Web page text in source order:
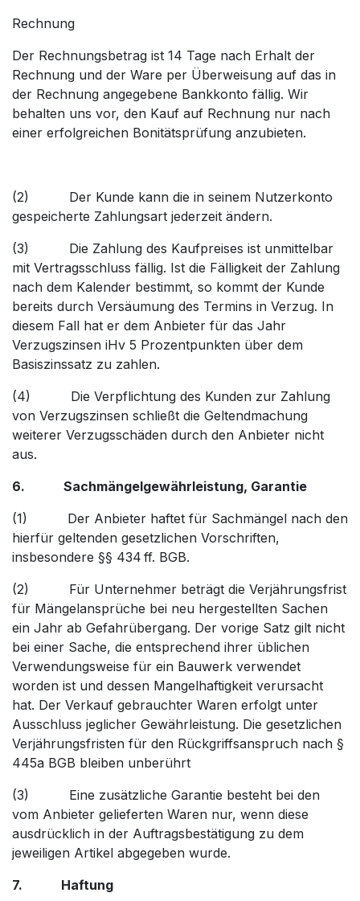
Rechnung
Der Rechnungsbetrag ist 14 Tage nach Erhalt der
Rechnung und der Ware per Überweisung auf das in
der Rechnung angegebene Bankkonto fällig. Wir
behalten uns vor, den Kauf auf Rechnung nur nach
einer erfolgreichen Bonitätsprüfung anzubieten.
(2) Der Kunde kann die in seinem Nutzerkonto
gespeicherte Zahlungsart jederzeit ändern.
(3) Die Zahlung des Kaufpreises ist unmittelbar
mit Vertragsschluss fällig. Ist die Fälligkeit der Zahlung
nach dem Kalender bestimmt, so kommt der Kunde
bereits durch Versäumung des Termins in Verzug. In
diesem Fall hat er dem Anbieter für das Jahr
Verzugszinsen iHv 5 Prozentpunkten über dem
Basiszinssatz zu zahlen.
(4) Die Verpflichtung des Kunden zur Zahlung
von Verzugszinsen schließt die Geltendmachung
weiterer Verzugsschäden durch den Anbieter nicht
aus.
6. Sachmängelgewährleistung, Garantie
(1) Der Anbieter haftet für Sachmängel nach den
hierfür geltenden gesetzlichen Vorschriften,
insbesondere §§ 434 ff. BGB.
(2) Für Unternehmer beträgt die Verjährungsfrist
für Mängelansprüche bei neu hergestellten Sachen
ein Jahr ab Gefahrübergang. Der vorige Satz gilt nicht
bei einer Sache, die entsprechend ihrer üblichen
Verwendungsweise für ein Bauwerk verwendet
worden ist und dessen Mangelhaftigkeit verursacht
hat. Der Verkauf gebrauchter Waren erfolgt unter
Ausschluss jeglicher Gewährleistung. Die gesetzlichen
Verjährungsfristen für den Rückgriffsanspruch nach §
445a BGB bleiben unberührt
(3) Eine zusätzliche Garantie besteht bei den
vom Anbieter gelieferten Waren nur, wenn diese
ausdrücklich in der Auftragsbestätigung zu dem
jeweiligen Artikel abgegeben wurde.
7. Haftung